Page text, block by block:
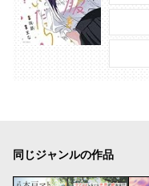
同じジャンルの作品